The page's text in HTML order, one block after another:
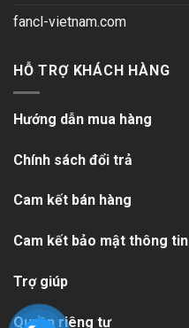
fancl-vietnam.com
HỖ TRỢ KHÁCH HÀNG
Hướng dẫn mua hàng
Chính sách đổi trả
Cam kết bán hàng
Cam kết bảo mật thông tin
Trợ giúp
Quyền riêng tư